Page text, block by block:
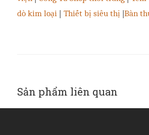
dò kim loại | Thiết bị siêu thị |Bàn
Sản phẩm liên quan